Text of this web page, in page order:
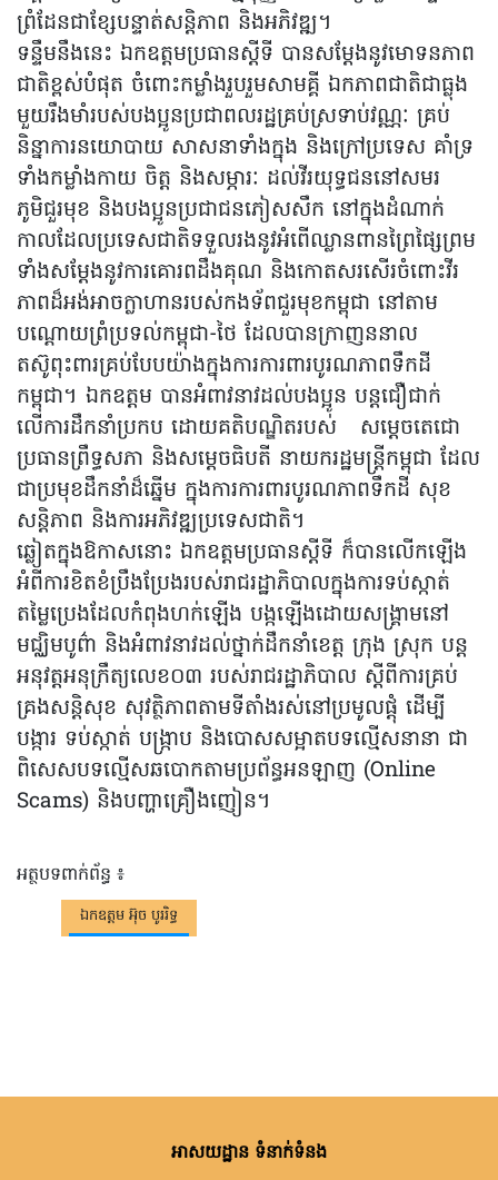
ព្រំដែនជាខ្សែបន្ទាត់សន្តិភាព និងអភិវឌ្ឍ។
ទន្ទឹមនឹងនេះ ឯកឧត្តមប្រធានស្តីទី បានសម្តែងនូវមោទនភាព
ជាតិខ្ពស់បំផុត ចំពោះកម្លាំងរួបរួមសាមគ្គី ឯកភាពជាតិជាធ្លុង
មួយរឹងមាំរបស់បងប្អូនប្រជាពលរដ្ឋគ្រប់ស្រទាប់វណ្ណៈ គ្រប់
និន្នាការនយោបាយ សាសនាទាំងក្នុង និងក្រៅប្រទេស គាំទ្រ
ទាំងកម្លាំងកាយ ចិត្ត និងសម្ភារៈ ដល់វីរយុទ្ធជននៅសមរ
ភូមិជួរមុខ និងបងប្អូនប្រជាជនភៀសសឹក នៅក្នុងដំណាក់
កាលដែលប្រទេសជាតិទទួលរងនូវអំពើឈ្លានពានព្រៃផ្សៃព្រម
ទាំងសម្តែងនូវការគោរពដឹងគុណ និងកោតសរសើរចំពោះវីរ
ភាពដ៏អង់អាចក្លាហានរបស់កងទ័ពជួរមុខកម្ពុជា នៅតាម
បណ្តោយព្រំប្រទល់កម្ពុជា-ថៃ ដែលបានក្រាញននាល
តស៊ូពុះពារគ្រប់បែបយ៉ាងក្នុងការការពារបូរណភាពទឹកដី
កម្ពុជា។ ឯកឧត្តម បានអំពាវនាវដល់បងប្អូន បន្តជឿជាក់
លើការដឹកនាំប្រកប ដោយគតិបណ្ឌិតរបស់ សម្តេចតេជោ
ប្រធានព្រឹទ្ធសភា និងសម្តេចធិបតី នាយករដ្ឋមន្រ្តីកម្ពុជា ដែល
ជាប្រមុខដឹកនាំដ៏ឆ្នើម ក្នុងការការពារបូរណភាពទឹកដី សុខ
សន្តិភាព និងការអភិវឌ្ឍប្រទេសជាតិ។
ឆ្លៀតក្នុងឱកាសនោះ ឯកឧត្តមប្រធានស្តីទី ក៏បានលើកឡើង
អំពីការខិតខំប្រឹងប្រែងរបស់រាជរដ្ឋាភិបាលក្នុងការទប់ស្កាត់
តម្លៃប្រេងដែលកំពុងហក់ឡើង បង្កឡើងដោយសង្រ្គាមនៅ
មជ្ឈិមបូព៌ា និងអំពាវនាវដល់ថ្នាក់ដឹកនាំខេត្ត ក្រុង ស្រុក បន្ត
អនុវត្តអនុក្រឹត្យលេខ០៣ របស់រាជរដ្ឋាភិបាល ស្តីពីការគ្រប់
គ្រងសន្តិសុខ សុវត្ថិភាពតាមទីតាំងរស់នៅប្រមូលផ្តុំ ដើម្បី
បង្ការ ទប់ស្កាត់ បង្រ្កាប និងបោសសម្អាតបទល្មើសនានា ជា
ពិសេសបទល្មើសឆបោកតាមប្រព័ន្ធអនឡាញ (Online
Scams) និងបញ្ហាគ្រឿងញៀន។
អត្ថបទពាក់ព័ន្ធ ៖
ឯកឧត្តម អ៊ុច បូររិទ្ធ
អាសយដ្ឋាន ទំនាក់ទំនង